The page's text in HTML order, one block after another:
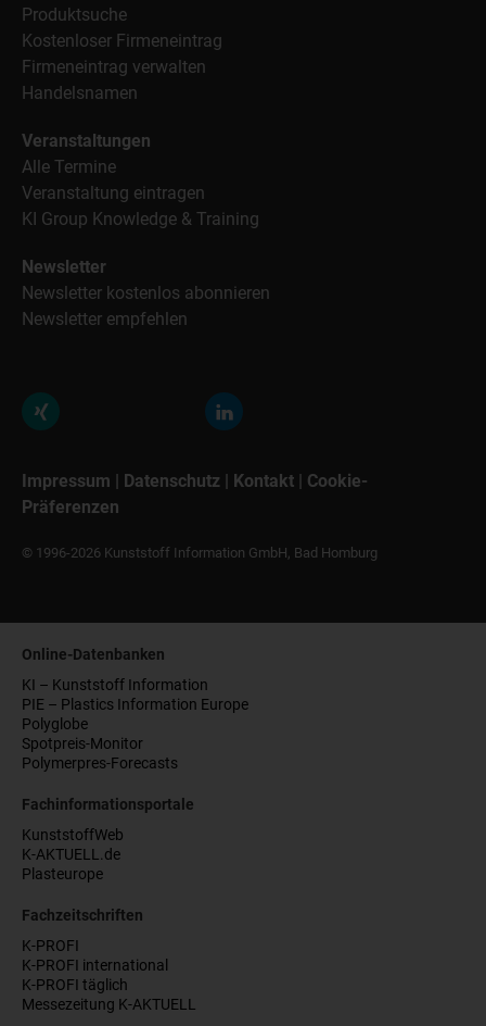
Produktsuche
Kostenloser Firmeneintrag
Firmeneintrag verwalten
Handelsnamen
Veranstaltungen
Alle Termine
Veranstaltung eintragen
KI Group Knowledge & Training
Newsletter
Newsletter kostenlos abonnieren
Newsletter empfehlen
Impressum | Datenschutz | Kontakt | Cookie-
Präferenzen
© 1996-2026 Kunststoff Information GmbH, Bad Homburg
Online-Datenbanken
KI – Kunststoff Information
PIE – Plastics Information Europe
Polyglobe
Spotpreis-Monitor
Polymerpres-Forecasts
Fachinformationsportale
KunststoffWeb
K-AKTUELL.de
Plasteurope
Fachzeitschriften
K-PROFI
K-PROFI international
K-PROFI täglich
Messezeitung K-AKTUELL